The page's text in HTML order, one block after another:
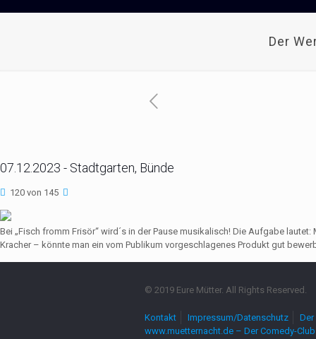
Der
07.12.2023 - Stadtgarten, Bünde
120 von 145
Bei „Fisch fromm Frisör“ wird´s in der Pause musikalisch! Die Aufgabe
Kracher – könnte man ein vom Publikum vorgeschlagenes Produkt gut
© 2019 Eure Mütter. All Rights Reserved.
Kontakt Impressum/Datenschutz
www.muetternacht.de – Der Comedy-Club